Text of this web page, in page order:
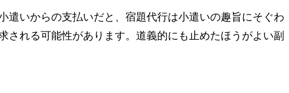
遣いからの支払いだと、宿題代行は小遣いの趣旨にそぐわ
される可能性があります。道義的にも止めたほうがよい副